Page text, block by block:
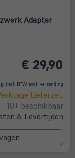
Adapter
€ 29,90
incl. BTW excl. verzending
Lieferzeit
10+ beschikbaar
& Levertijden